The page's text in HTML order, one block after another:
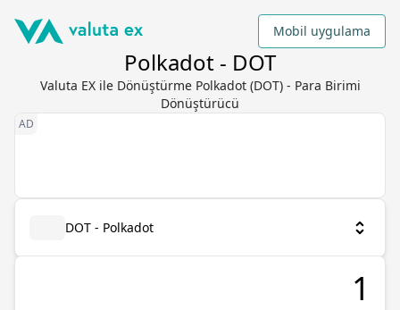
Mobil uygulama
Polkadot - DOT
Valuta EX ile Dönüştürme Polkadot (DOT) - Para Birimi
Dönüştürücü
DOT - Polkadot